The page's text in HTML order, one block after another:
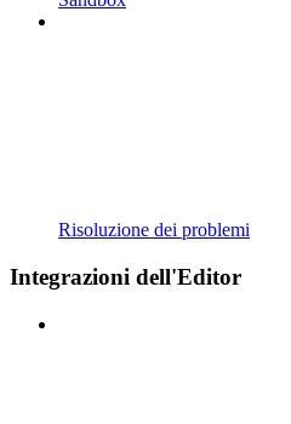
Risoluzione dei problemi
Integrazioni dell'Editor